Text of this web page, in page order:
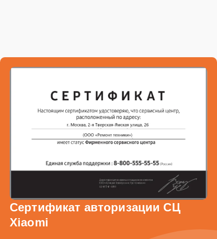
Сертификат авторизации СЦ
Xiaomi